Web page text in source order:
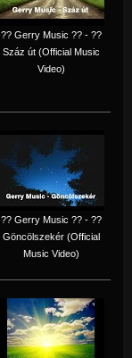
?? Gerry Music ?? - ??
Száz út (Official Music
Video)
?? Gerry Music ?? - ??
Göncölszekér (Official
Music Video)